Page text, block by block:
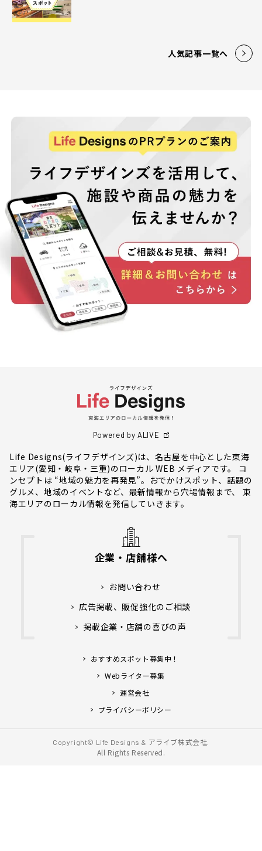
人気記事一覧へ
Powered by ALIVE
Life Designs(ライフデザインズ)は、名古屋を中心とした東海
エリア(愛知・岐阜・三重)のローカル WEB メディアです。 コ
ンセプトは “地域の魅力を再発見”。おでかけスポット、話題の
グルメ、地域のイベントなど、最新情報から穴場情報まで、 東
海エリアのローカル情報を発信していきます。
企業・店舗様へ
お問い合わせ
広告掲載、販促強化のご相談
掲載企業・店舗の喜びの声
おすすめスポット募集中！
Webライター募集
運営会社
プライバシーポリシー
Copyright© Life Designs & アライブ株式会社.
All Rights Reserved.